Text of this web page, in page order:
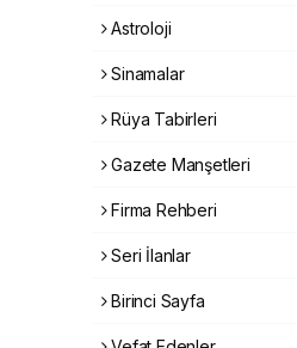
Astroloji
Sinamalar
Rüya Tabirleri
Gazete Manşetleri
Firma Rehberi
Seri İlanlar
Birinci Sayfa